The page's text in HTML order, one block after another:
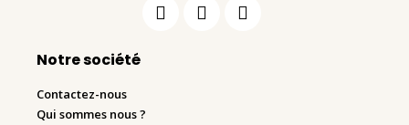
Notre société
Contactez-nous
Qui sommes nous ?